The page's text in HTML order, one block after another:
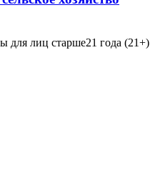
для лиц старше21 года (21+)